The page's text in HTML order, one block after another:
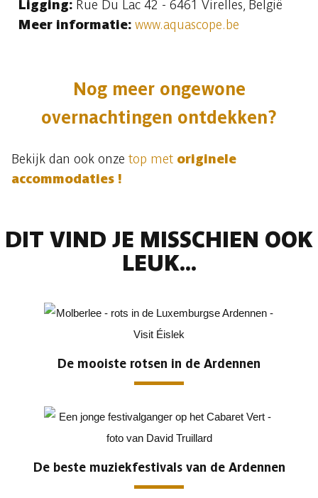
Ligging: Rue Du Lac 42 - 6461 Virelles, België
Meer informatie: www.aquascope.be
Nog meer ongewone
overnachtingen ontdekken?
Bekijk dan ook onze top met originele
accommodaties !
DIT VIND JE MISSCHIEN OOK
LEUK...
De mooiste rotsen in de Ardennen
De beste muziekfestivals van de Ardennen